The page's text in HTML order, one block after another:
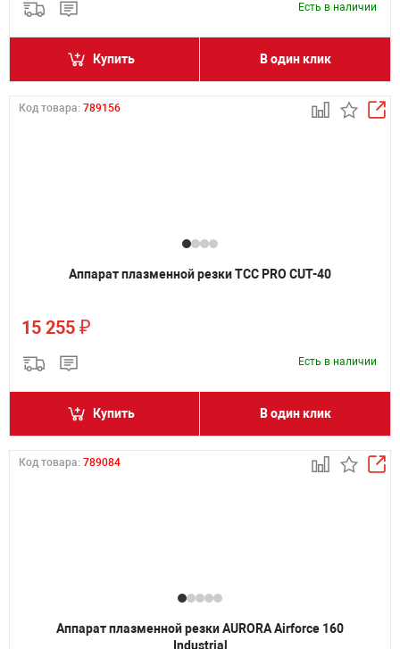
Есть в наличии
Купить В один клик
Код товара: 789156
Аппарат плазменной резки ТСС PRO CUT-40
15 255 ₽
Есть в наличии
Купить В один клик
Код товара: 789084
Аппарат плазменной резки AURORA Airforce 160
Industrial